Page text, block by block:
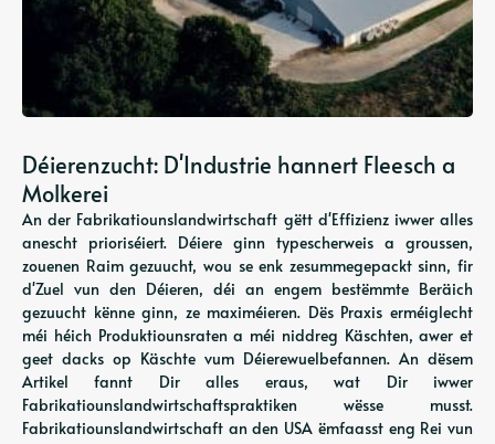
Déierenzucht: D'Industrie hannert Fleesch a
Molkerei
An der Fabrikatiounslandwirtschaft gëtt d'Effizienz iwwer alles
anescht prioriséiert. Déiere ginn typescherweis a groussen,
zouenen Raim gezuucht, wou se enk zesummegepackt sinn, fir
d'Zuel vun den Déieren, déi an engem bestëmmte Beräich
gezuucht kënne ginn, ze maximéieren. Dës Praxis erméiglecht
méi héich Produktiounsraten a méi niddreg Käschten, awer et
geet dacks op Käschte vum Déierewuelbefannen. An dësem
Artikel fannt Dir alles eraus, wat Dir iwwer
Fabrikatiounslandwirtschaftspraktiken wësse musst.
Fabrikatiounslandwirtschaft an den USA ëmfaasst eng Rei vun